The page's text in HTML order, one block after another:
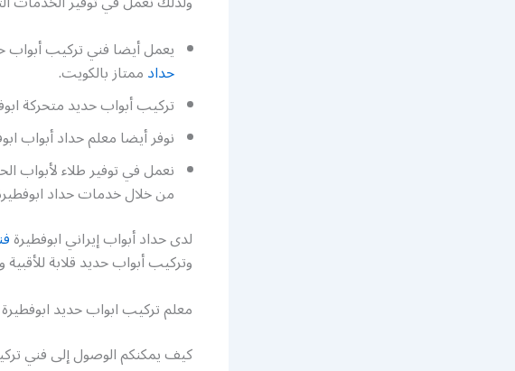
يعمل أيضا فني تركيب أبواب
حدادممتاز بالكويت.
تركيب أبواب حديد متحركة
نوفر أيضا معلم حداد أبواب
نعمل في توفير طلاء لأبواب
من خلال خدمات حداد
لدى حداد أبواب إيراني ابوفطيرة
وتركيب أبواب حديد قلابة
معلم تركيب ابواب حديد ابوفطيرة
كيف يمكنكم الوصول إلى فني